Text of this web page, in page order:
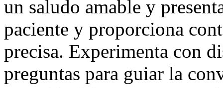
un saludo amable y
paciente y proporciona
precisa. Experimenta con
preguntas para guiar la